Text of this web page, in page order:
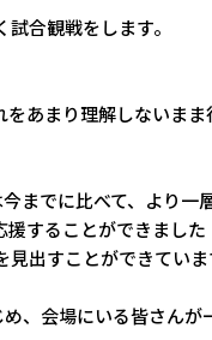
合観戦をします。
あまり理解しないまま
でに比べて、より一
することができました
出すことができていま
、会場にいる皆さんが